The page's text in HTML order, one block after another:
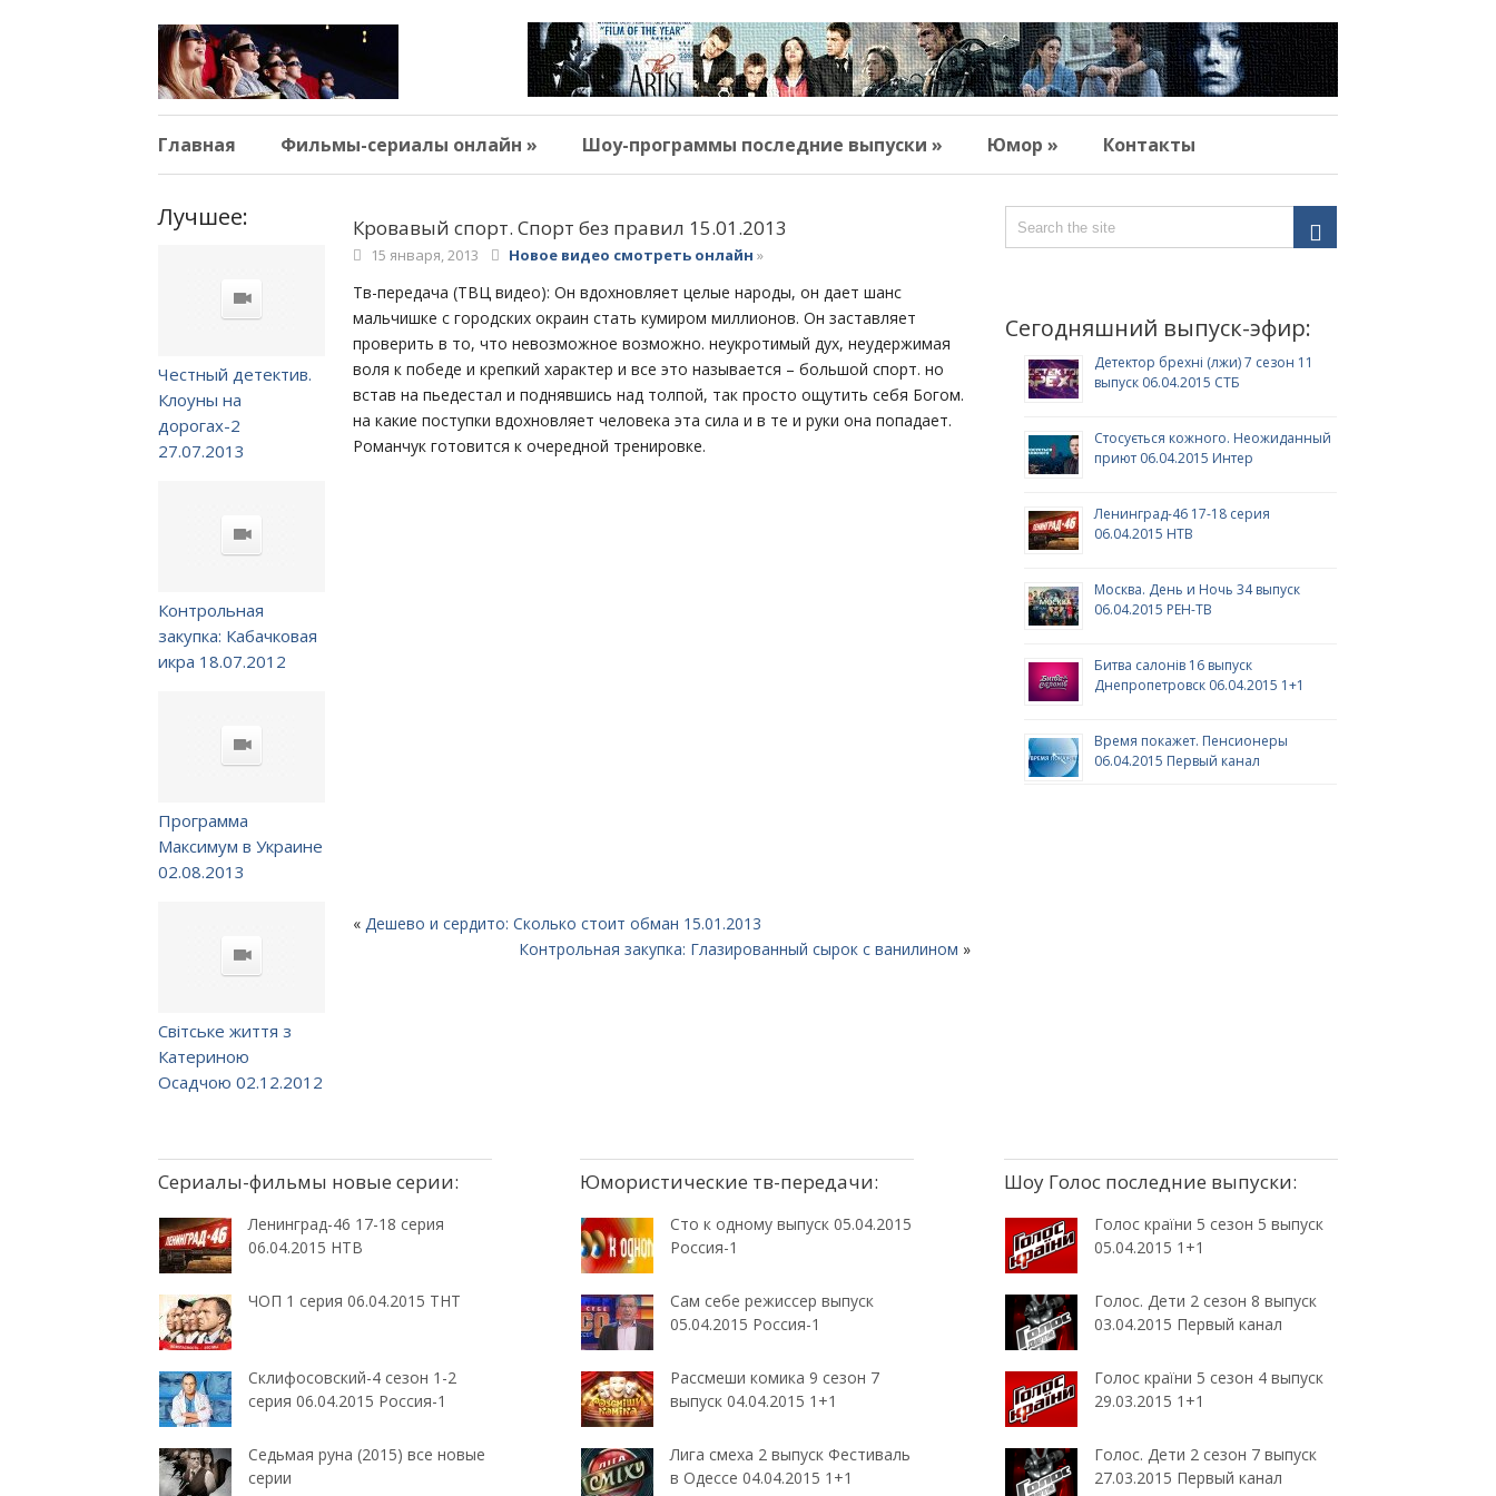
Главная Фильмы-сериалы онлайн » Шоу-программы последние выпуски » Юмор » Контакты
Кровавый спорт. Спорт без правил 15.01.2013
15 января, 2013 Новое видео смотреть онлайн »
Тв-передача (ТВЦ видео): Он вдохновляет целые народы, он дает шанс
мальчишке с городских окраин стать кумиром миллионов. Он заставляет
проверить в то, что невозможное возможно. неукротимый дух, неудержимая
воля к победе и крепкий характер и все это называется – большой спорт. но
встав на пьедестал и поднявшись над толпой, так просто ощутить себя Богом.
на какие поступки вдохновляет человека эта сила и в те и руки она попадает.
Романчук готовится к очередной тренировке.
«Дешево и сердито: Сколько стоит обман 15.01.2013
Контрольная закупка: Глазированный сырок с ванилином »
Лучшее:
Честный детектив.
Клоуны на
дорогах-2
27.07.2013
Контрольная
закупка: Кабачковая
икра 18.07.2012
Программа
Максимум в Украине
02.08.2013
Світське життя з
Катериною
Осадчою 02.12.2012
Сегодняшний выпуск-эфир:
Детектор брехні (лжи) 7 сезон 11
выпуск 06.04.2015 СТБ
Стосується кожного. Неожиданный
приют 06.04.2015 Интер
Ленинград-46 17-18 серия
06.04.2015 НТВ
Москва. День и Ночь 34 выпуск
06.04.2015 РЕН-ТВ
Битва салонів 16 выпуск
Днепропетровск 06.04.2015 1+1
Время покажет. Пенсионеры
06.04.2015 Первый канал
Сериалы-фильмы новые серии:
Ленинград-46 17-18 серия
06.04.2015 НТВ
ЧОП 1 серия 06.04.2015 ТНТ
Склифосовский-4 сезон 1-2
серия 06.04.2015 Россия-1
Седьмая руна (2015) все новые
серии
Юмористические тв-передачи:
Сто к одному выпуск 05.04.2015
Россия-1
Сам себе режиссер выпуск
05.04.2015 Россия-1
Рассмеши комика 9 сезон 7
выпуск 04.04.2015 1+1
Лига смеха 2 выпуск Фестиваль
в Одессе 04.04.2015 1+1
Шоу Голос последние выпуски:
Голос країни 5 сезон 5 выпуск
05.04.2015 1+1
Голос. Дети 2 сезон 8 выпуск
03.04.2015 Первый канал
Голос країни 5 сезон 4 выпуск
29.03.2015 1+1
Голос. Дети 2 сезон 7 выпуск
27.03.2015 Первый канал